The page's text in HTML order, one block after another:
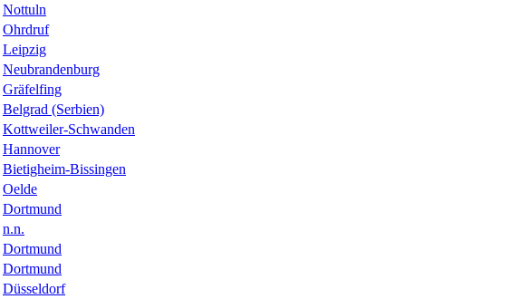
Nottuln
Ohrdruf
Leipzig
Neubrandenburg
Gräfelfing
Belgrad (Serbien)
Kottweiler-Schwanden
Hannover
Bietigheim-Bissingen
Oelde
Dortmund
n.n.
Dortmund
Dortmund
Düsseldorf